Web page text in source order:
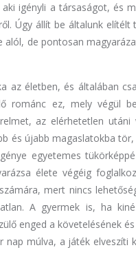
igényli a társaságot, és
Úgy állít be általunk
de pontosan
az életben, és általában
románc ez, mely végül
az elérhetetlen
és újabb magaslatokba
egyetemes
élete végéig
mert nincs
A gyermek is, ha
enged a követelésének
múlva, a játék elveszíti